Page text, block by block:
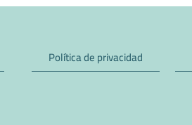
Política de privacidad